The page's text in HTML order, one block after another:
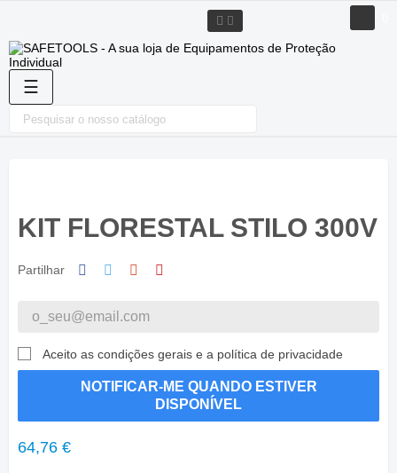
Toggle
navigation
☰
KIT FLORESTAL STILO 300V
Partilhar
Aceito as condições gerais e a política de privacidade
NOTIFICAR-ME QUANDO ESTIVER
DISPONÍVEL
64,76 €